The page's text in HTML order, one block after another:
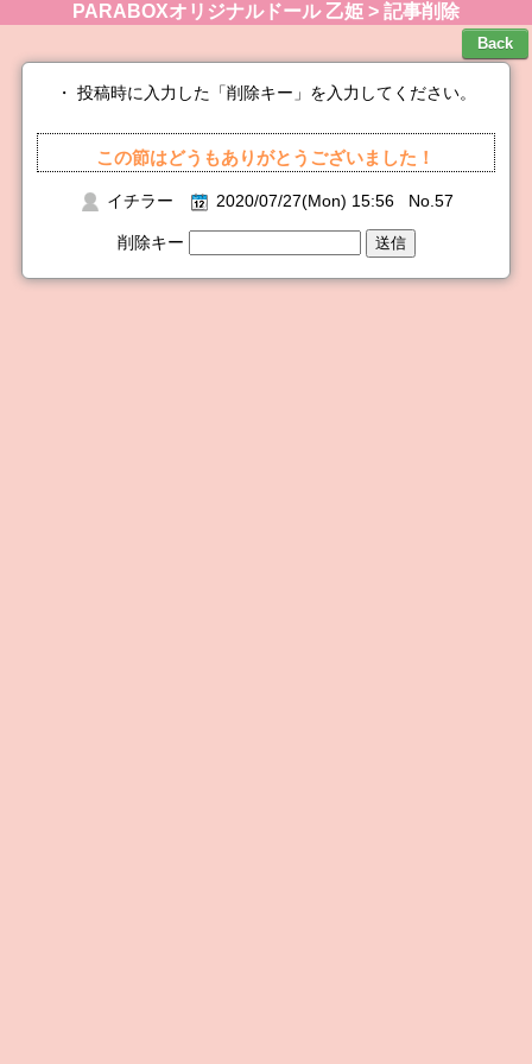
PARABOXオリジナルドール 乙姫 > 記事削除
・ 投稿時に入力した「削除キー」を入力してください。
この節はどうもありがとうございました！
イチラー 2020/07/27(Mon) 15:56 No.57
削除キー